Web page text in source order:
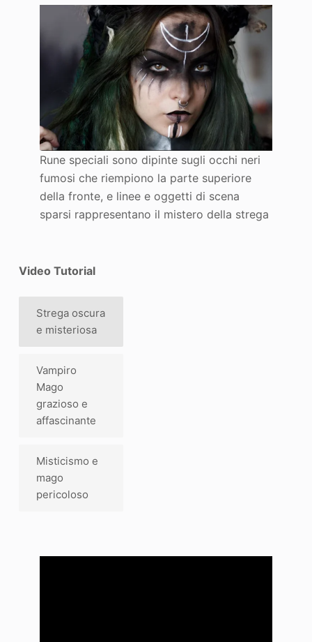
Rune speciali sono dipinte sugli occhi neri
fumosi che riempiono la parte superiore
della fronte, e linee e oggetti di scena
sparsi rappresentano il mistero della strega
Video Tutorial
Strega oscura
e misteriosa
Vampiro
Mago
grazioso e
affascinante
Misticismo e
mago
pericoloso